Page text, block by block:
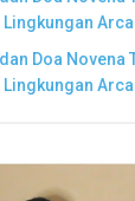
Doa Novena